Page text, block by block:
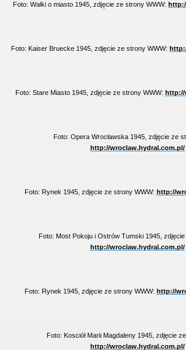
Foto: Walki o miasto 1945, zdjęcie ze strony WWW:
Foto: Kaiser Bruecke 1945, zdjęcie ze strony WWW:
Foto: Stare Miasto 1945, zdjęcie ze strony WWW: http://
Foto: Opera Wrocławska 1945, zdjęcie ze
http://wroclaw.hydral.com.pl/
Foto: Rynek 1945, zdjęcie ze strony WWW: http://
Foto: Most Pokoju i Ostrów Tumski 1945,
http://wroclaw.hydral.com.pl/
Foto: Rynek 1945, zdjęcie ze strony WWW: http://
Foto: Kosciół Marii Magdaleny 1945, zdjęcie
http://wroclaw.hydral.com.pl/